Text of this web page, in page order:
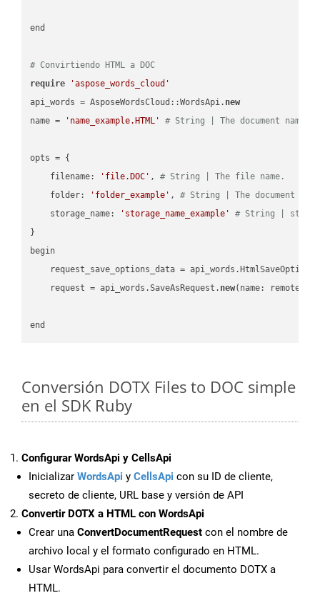
end
# Convirtiendo HTML a DOC
require
'aspose_words_cloud'
api_words = AsposeWordsCloud::WordsApi. new
name =
'name_example.HTML' # String | The document name.
opts = {
    filename:
'file.DOC' , # String | The file name.
    folder:
'folder_example' , # String | The document
    storage_name:
'storage_name_example'
# String |
}
begin
request_save_options_data =
    request = api_words.SaveAsRequest.
new(name:
Conversión DOTX Files to DOC simple
en el SDK Ruby
Configurar WordsApi y CellsApi
Inicializar WordsApi y CellsApi con su ID de cliente,
secreto de cliente, URL base y versión de API
Convertir DOTX a HTML con WordsApi
Crear una ConvertDocumentRequest con el nombre de
archivo local y el formato configurado en HTML.
Usar WordsApi para convertir el documento DOTX a
HTML.